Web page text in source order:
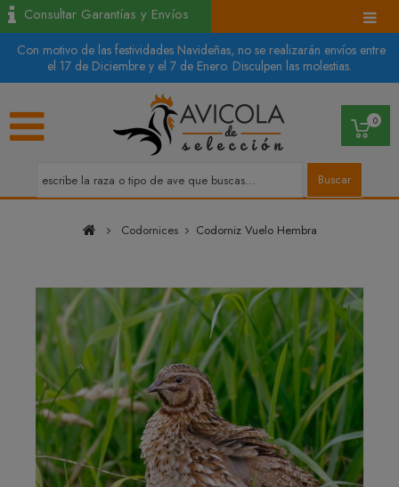
Con motivo de las festividades Navideñas, no se realizarán envíos entre
el 17 de Diciembre y el 7 de Enero. Disculpen las molestias.
0
Consultar Garantías y Envíos
Buscar
Codornices Codorniz Vuelo Hembra